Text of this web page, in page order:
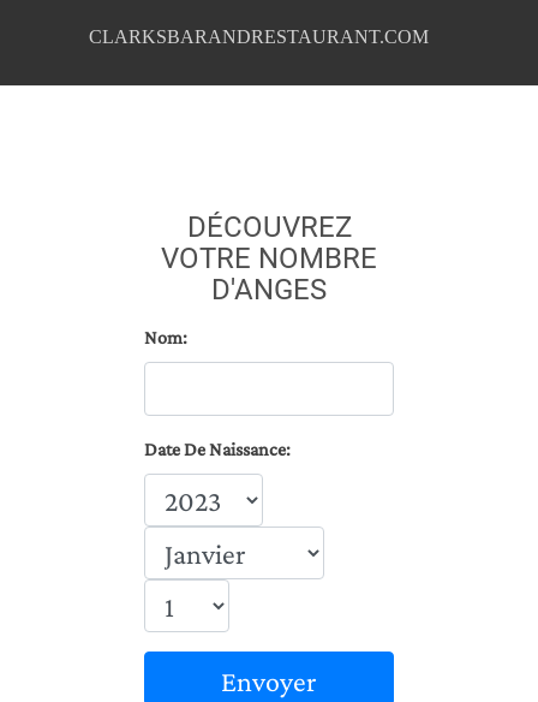
CLARKSBARANDRESTAURANT.COM
DÉCOUVREZ
VOTRE NOMBRE
D'ANGES
Nom:
Date De Naissance:
Envoyer